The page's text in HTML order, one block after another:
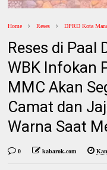
Home Reses DPRD Kota
Reses di Paal
WBK Infokan
MMC Akan
Camat dan
Warna Saat
0 kabarok.com